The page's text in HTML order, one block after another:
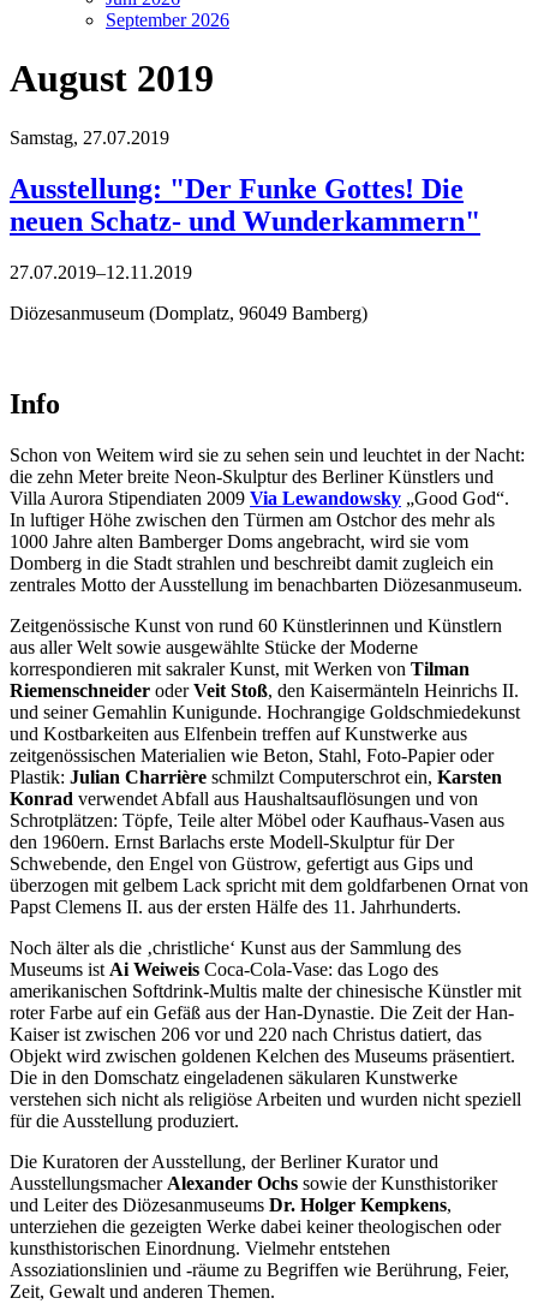
September 2026
August 2019
Samstag, 27.07.2019
Ausstellung: "Der Funke Gottes! Die
neuen Schatz- und Wunderkammern"
27.07.2019–12.11.2019
Diözesanmuseum (Domplatz, 96049 Bamberg)
Info
Schon von Weitem wird sie zu sehen sein und leuchtet in der Nacht:
die zehn Meter breite Neon-Skulptur des Berliner Künstlers und
Villa Aurora Stipendiaten 2009 Via Lewandowsky „Good God“.
In luftiger Höhe zwischen den Türmen am Ostchor des mehr als
1000 Jahre alten Bamberger Doms angebracht, wird sie vom
Domberg in die Stadt strahlen und beschreibt damit zugleich ein
zentrales Motto der Ausstellung im benachbarten Diözesanmuseum.
Zeitgenössische Kunst von rund 60 Künstlerinnen und Künstlern
aus aller Welt sowie ausgewählte Stücke der Moderne
korrespondieren mit sakraler Kunst, mit Werken von Tilman
Riemenschneider oderVeit Stoß, den Kaisermänteln Heinrichs II.
und seiner Gemahlin Kunigunde. Hochrangige Goldschmiedekunst
und Kostbarkeiten aus Elfenbein treffen auf Kunstwerke aus
zeitgenössischen Materialien wie Beton, Stahl, Foto-Papier oder
Plastik: Julian Charrière schmilzt Computerschrot ein, Karsten
Konrad verwendet Abfall aus Haushaltsauflösungen und von
Schrotplätzen: Töpfe, Teile alter Möbel oder Kaufhaus-Vasen aus
den 1960ern. Ernst Barlachs erste Modell-Skulptur für Der
Schwebende, den Engel von Güstrow, gefertigt aus Gips und
überzogen mit gelbem Lack spricht mit dem goldfarbenen Ornat von
Papst Clemens II. aus der ersten Hälfe des 11. Jahrhunderts.
Noch älter als die ‚christliche‘ Kunst aus der Sammlung des
Museums ist Ai Weiweis Coca-Cola-Vase: das Logo des
amerikanischen Softdrink-Multis malte der chinesische Künstler mit
roter Farbe auf ein Gefäß aus der Han-Dynastie. Die Zeit der Han-
Kaiser ist zwischen 206 vor und 220 nach Christus datiert, das
Objekt wird zwischen goldenen Kelchen des Museums präsentiert.
Die in den Domschatz eingeladenen säkularen Kunstwerke
verstehen sich nicht als religiöse Arbeiten und wurden nicht speziell
für die Ausstellung produziert.
Die Kuratoren der Ausstellung, der Berliner Kurator und
Ausstellungsmacher Alexander Ochs sowie der Kunsthistoriker
und Leiter des Diözesanmuseums Dr. Holger Kempkens,
unterziehen die gezeigten Werke dabei keiner theologischen oder
kunsthistorischen Einordnung. Vielmehr entstehen
Assoziationslinien und -räume zu Begriffen wie Berührung, Feier,
Zeit, Gewalt und anderen Themen.